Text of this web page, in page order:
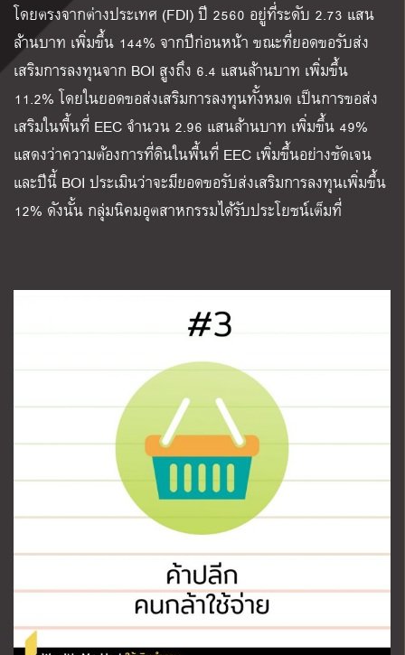
โดยตรงจากต่างประเทศ (FDI) ปี 2560 อยู่ที่ระดับ 2.73 แสน
ล้านบาท เพิ่มขึ้น 144% จากปีก่อนหน้า ขณะที่ยอดขอรับส่ง
เสริมการลงทุนจาก BOI สูงถึง 6.4 แสนล้านบาท เพิ่มขึ้น
11.2% โดยในยอดขอส่งเสริมการลงทุนทั้งหมด เป็นการขอส่ง
เสริมในพื้นที่ EEC จำนวน 2.96 แสนล้านบาท เพิ่มขึ้น 49%
แสดงว่าความต้องการที่ดินในพื้นที่ EEC เพิ่มขึ้นอย่างชัดเจน
และปีนี้ BOI ประเมินว่าจะมียอดขอรับส่งเสริมการลงทุนเพิ่มขึ้น
12% ดังนั้น กลุ่มนิคมอุตสาหกรรมได้รับประโยชน์เต็มที่